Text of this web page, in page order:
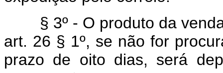
§ 3º - O produto da
art. 26 § 1º, se não for
prazo de oito dias, será